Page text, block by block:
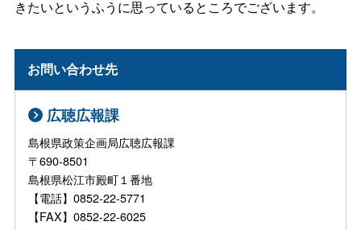
きたいというふうに思っているところでございます。
お問い合わせ先
広聴広報課
島根県政策企画局広聴広報課
〒690-8501
島根県松江市殿町１番地
【電話】0852-22-5771
【FAX】0852-22-6025